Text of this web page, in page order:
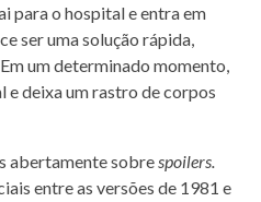
para o hospital e entra em
ser uma solução rápida,
um determinado momento,
e deixa um rastro de corpos
abertamente sobrespoilers.
entre as versões de 1981 e